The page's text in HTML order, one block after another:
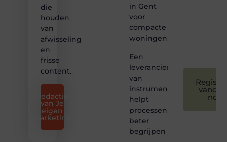
die
houden
van
afwisseling
en
frisse
content.
Redactie
van Je
eigen
marketing
in Gent
voor
compacte
woningen
Een
leverancier
van
instrumentatie
helpt
processen
beter
begrijpen
nog